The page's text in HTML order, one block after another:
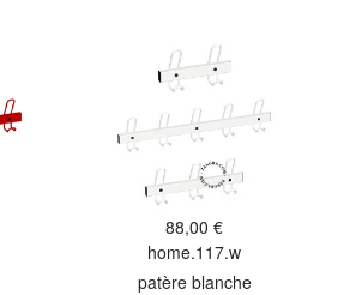
88,00 €
home.117.w
patère blanche